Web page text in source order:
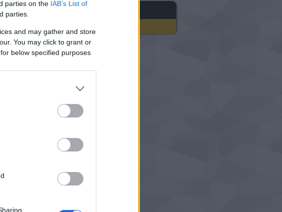
parties on the IAB’s List of
parties.
and may gather and store
You may click to grant or
below specified purposes
Egyéb
»